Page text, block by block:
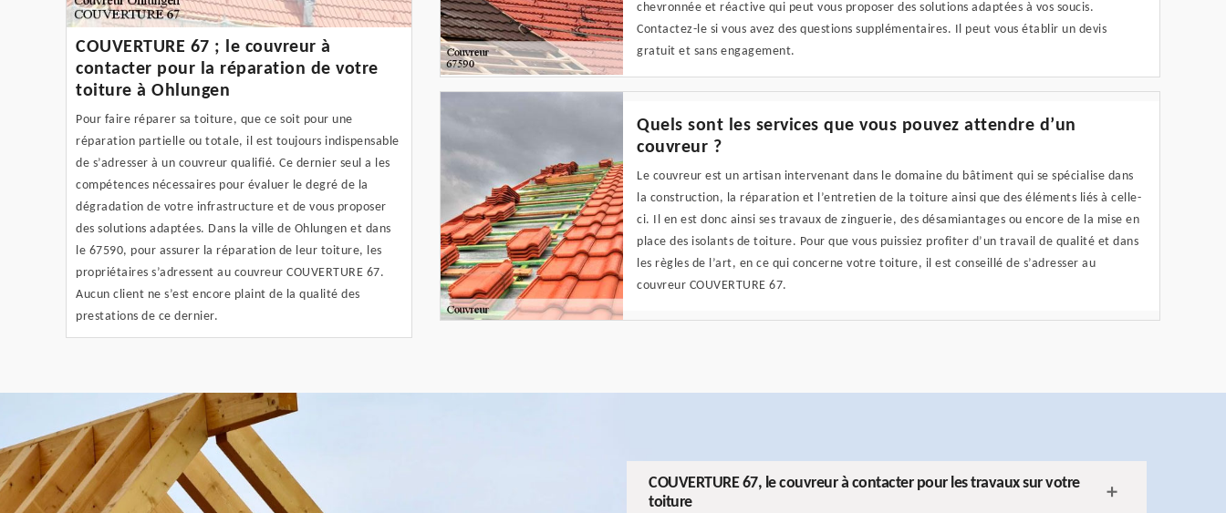
COUVERTURE 67 ; le couvreur à
contacter pour la réparation de votre
toiture à Ohlungen
Pour faire réparer sa toiture, que ce soit pour une
réparation partielle ou totale, il est toujours indispensable
de s’adresser à un couvreur qualifié. Ce dernier seul a les
compétences nécessaires pour évaluer le degré de la
dégradation de votre infrastructure et de vous proposer
des solutions adaptées. Dans la ville de Ohlungen et dans
le 67590, pour assurer la réparation de leur toiture, les
propriétaires s’adressent au couvreur COUVERTURE 67.
Aucun client ne s’est encore plaint de la qualité des
prestations de ce dernier.
chevronnée et réactive qui peut vous proposer des solutions adaptées à vos soucis.
Contactez-le si vous avez des questions supplémentaires. Il peut vous établir un devis
gratuit et sans engagement.
Quels sont les services que vous pouvez attendre d’un
couvreur ?
Le couvreur est un artisan intervenant dans le domaine du bâtiment qui se spécialise dans
la construction, la réparation et l’entretien de la toiture ainsi que des éléments liés à celle-
ci. Il en est donc ainsi ses travaux de zinguerie, des désamiantages ou encore de la mise en
place des isolants de toiture. Pour que vous puissiez profiter d’un travail de qualité et dans
les règles de l’art, en ce qui concerne votre toiture, il est conseillé de s’adresser au
couvreur COUVERTURE 67.
COUVERTURE 67, le couvreur à contacter pour les travaux sur votre
toiture